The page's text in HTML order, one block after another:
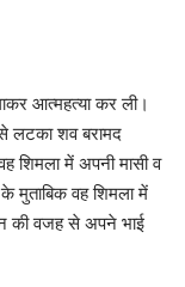
आत्महत्या कर ली।
लटका शव बरामद
में अपनी मासी व
के मुताबिक वह शिमला में
की वजह से अपने भाई